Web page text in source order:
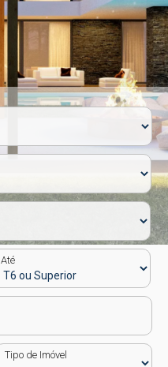
Até
Tipo de Imóvel